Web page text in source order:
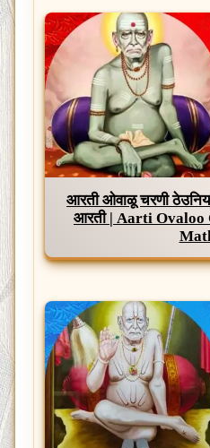
आरती ओवाळू चरणी
आरती | Aarti Ovaloo